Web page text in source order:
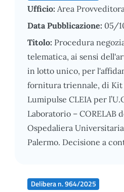
Ufficio: Area
Data Pubblicazione: 05/
Titolo: Procedura
telematica, ai sensi
in lotto unico, per
fornitura triennale, di Kit
Lumipulse CLEIA per
Laboratorio – CORELAB
Ospedaliera
Palermo. Decisione a
Delibera n. 964/2025